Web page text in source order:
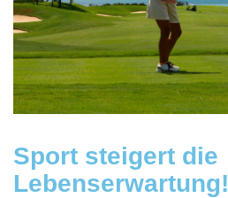
Sport steigert die
Lebenserwartung!